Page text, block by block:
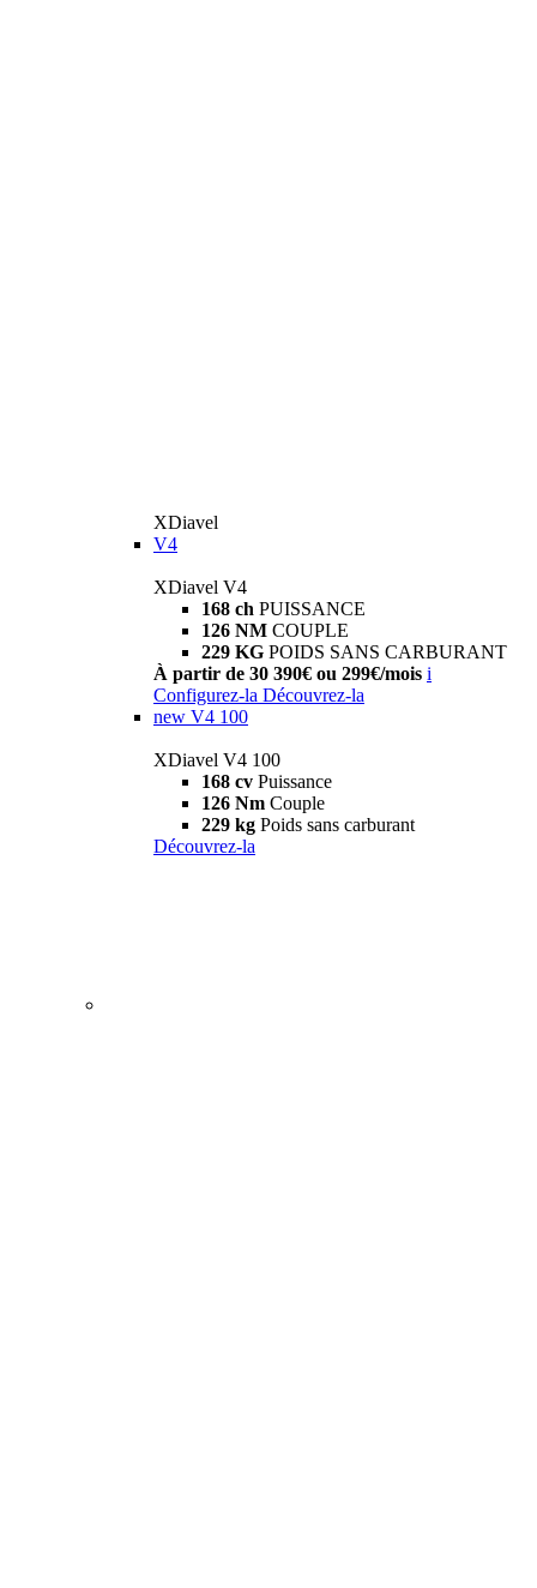
XDiavel
V4
XDiavel V4
168 ch PUISSANCE
126 NM COUPLE
229 KG POIDS SANS CARBURANT
À partir de 30 390€ ou 299€/mois i
Configurez-la Découvrez-la
new V4 100
XDiavel V4 100
168 cv Puissance
126 Nm Couple
229 kg Poids sans carburant
Découvrez-la